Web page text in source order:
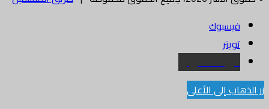
فيسبوك
تويتر
البريد الالكتروني
زر الذهاب إلى الأعلى